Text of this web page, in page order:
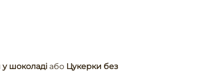
шоколаді або Цукерки без